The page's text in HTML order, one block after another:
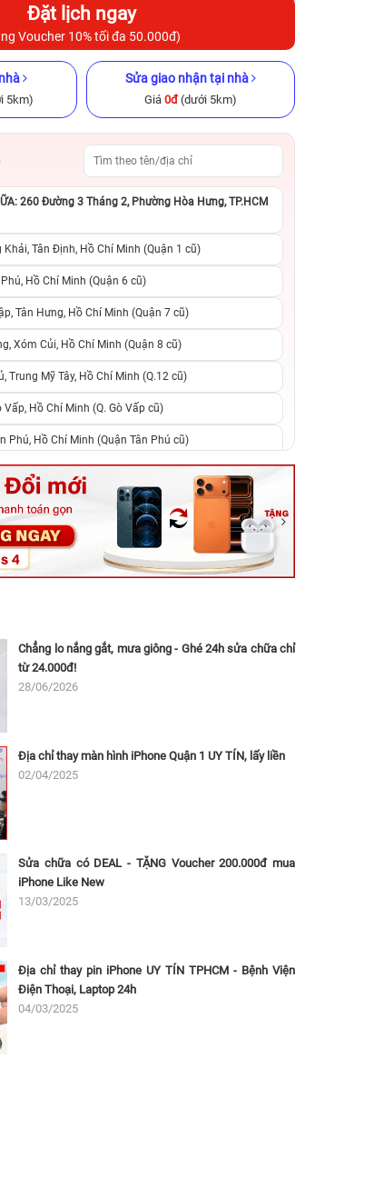
chính hãng
17.490.000đ
23.990.000đ
-6.500.000đ
chuyển đổi, 0 gọi người thân
-3.100.000đ
Đặt lịch ngay
Voucher 10% tối đa 50.000đ)
5km)
Sửa giao nhận tại nhà
Giá 0đ(dưới 5km)
260 Đường 3 Tháng 2, Phường Hòa Hưng, TP.HCM
Khải, Tân Định, Hồ Chí Minh (Quận 1 cũ)
Hồ Chí Minh (Quận 6 cũ)
Tân Hưng, Hồ Chí Minh (Quận 7 cũ)
Xóm Củi, Hồ Chí Minh (Quận 8 cũ)
Trung Mỹ Tây, Hồ Chí Minh (Q.12 cũ)
Vấp, Hồ Chí Minh (Q. Gò Vấp cũ)
Phú, Hồ Chí Minh (Quận Tân Phú cũ)
Nhơn Phú, Hồ Chí Minh (Q.9 TP. Thủ Đức cũ)
Đức, Hồ Chí Minh (Bình Thọ, TP. Thủ Đức Cũ)
An, Hồ Chí Minh (Bình Dương Cũ)
Cu, Vũng Tàu, Hồ Chí Minh (TP. Vũng Tàu cũ)
Chẳng lo nắng gắt, mưa giông - Ghé 24h sửa chữa chỉ
từ 24.000đ!
28/06/2026
Địa chỉ thay màn hình iPhone Quận 1 UY TÍN, lấy liền
02/04/2025
Sửa chữa có DEAL - TẶNG Voucher 200.000đ mua
iPhone Like New
13/03/2025
Địa chỉ thay pin iPhone UY TÍN TPHCM - Bệnh Viện
Điện Thoại, Laptop 24h
04/03/2025